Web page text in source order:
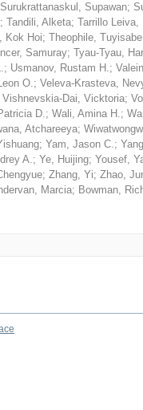
Surukrattanaskul, Supawan;
; Tandili, Alketa; Tarrillo Leiva,
Kok Hoi; Theophile, Tuyisabe
Samuray; Tyau-Tyau,
; Usmanov, Rustam H.;
O.; Veleva-Krasteva,
Vishnevskia-Dai, Vicktoria;
D.; Wali, Amina H.;
Atchareeya;
; Yam, Jason C.;
A.; Ye, Huijing; Yousef,
; Zhang, Yi; Zhao,
Marcia; Bowman,